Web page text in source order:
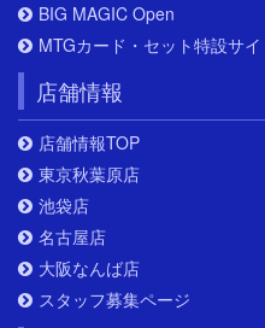
BIG MAGIC Open
MTGカード・セット特設サイ
店舗情報
店舗情報TOP
東京秋葉原店
池袋店
名古屋店
大阪なんば店
スタッフ募集ページ